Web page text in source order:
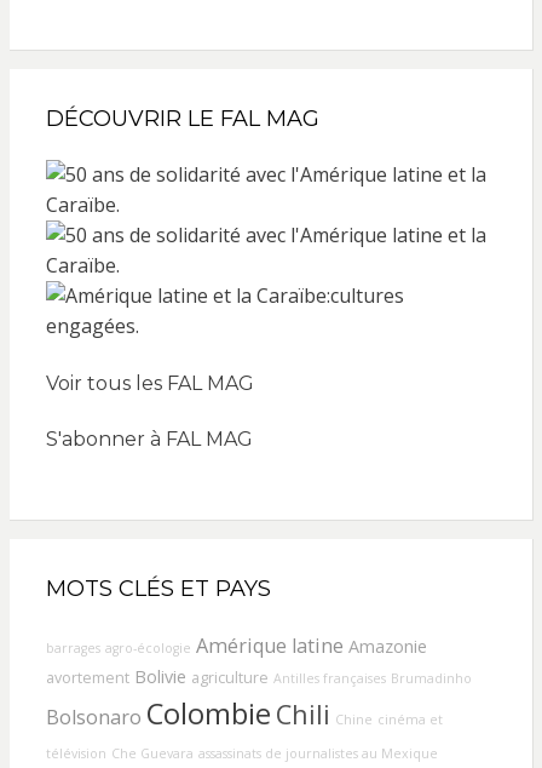
DÉCOUVRIR LE FAL MAG
Voir tous les FAL MAG
S'abonner à FAL MAG
MOTS CLÉS ET PAYS
barrages agro-écologie Amérique latine Amazonie
avortement Bolivie agriculture Antilles françaises Brumadinho
Bolsonaro Colombie Chili Chine cinéma et
télévision Che Guevara assassinats de journalistes au Mexique